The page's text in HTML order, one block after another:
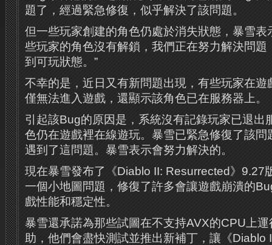
題了，經過緊急修復，似乎解決了該問題。
但一些玩家創建的角色仍處於消失狀態，暴雪表
些玩家的角色沒有解鎖，我們正在努力解決問題
到可玩狀態。”
不幸的是，近日又有新問題出現，有些玩家在遊
僅無法進入遊戲，還顯示該角色已在服務器上。
引起該Bug的原因是，系統沒有記錄玩家已退出
色仍在遊戲裡在線遊玩。暴雪已緊急修復了該問
遇到了這問題。暴雪表示會努力解決的。
現在暴雪發布了《Diablo II: Resurrected》9.27
一個小地圖問題，修復了許多會讓遊戲崩潰的
戲性能和穩定性。
暴雪還承諾為那些試圖在不支持AVX的CPU上
助，他們會盡快測試並推出新補丁，讓《Diablo